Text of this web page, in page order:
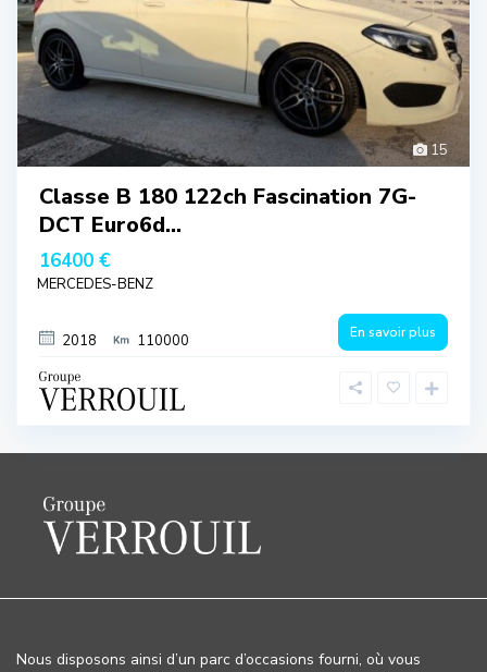
15
Classe B 180 122ch Fascination 7G-
DCT Euro6d...
16400 €
MERCEDES-BENZ
2018 110000 En savoir plus
Nous disposons ainsi d’un parc d’occasions fourni, où vous